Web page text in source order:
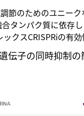
節のためのユニー
タンパク質に依存
クスCRISPRiの有
伝子の同時抑制